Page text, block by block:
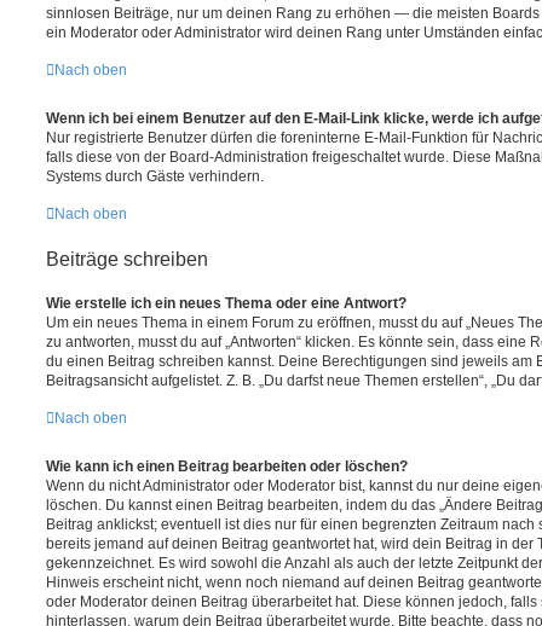
sinnlosen Beiträge, nur um deinen Rang zu erhöhen — die meisten
ein Moderator oder Administrator wird deinen Rang unter Umständen
Nach oben
Wenn ich bei einem Benutzer auf den E-Mail-Link klicke, werde ich
Nur registrierte Benutzer dürfen die foreninterne E-Mail-Funktion für
falls diese von der Board-Administration freigeschaltet wurde. Diese
Systems durch Gäste verhindern.
Nach oben
Beiträge schreiben
Wie erstelle ich ein neues Thema oder eine Antwort?
Um ein neues Thema in einem Forum zu eröffnen, musst du auf „Neues
zu antworten, musst du auf „Antworten“ klicken. Es könnte sein, dass eine
du einen Beitrag schreiben kannst. Deine Berechtigungen sind jeweils am
Beitragsansicht aufgelistet. Z. B. „Du darfst neue Themen erstellen“, „Du
Nach oben
Wie kann ich einen Beitrag bearbeiten oder löschen?
Wenn du nicht Administrator oder Moderator bist, kannst du nur deine
löschen. Du kannst einen Beitrag bearbeiten, indem du das „Ändere
Beitrag anklickst; eventuell ist dies nur für einen begrenzten Zeitraum
bereits jemand auf deinen Beitrag geantwortet hat, wird dein Beitrag in der
gekennzeichnet. Es wird sowohl die Anzahl als auch der letzte Zeitpunkt
Hinweis erscheint nicht, wenn noch niemand auf deinen Beitrag
oder Moderator deinen Beitrag überarbeitet hat. Diese können jedoch,
hinterlassen, warum dein Beitrag überarbeitet wurde. Bitte beachte, dass